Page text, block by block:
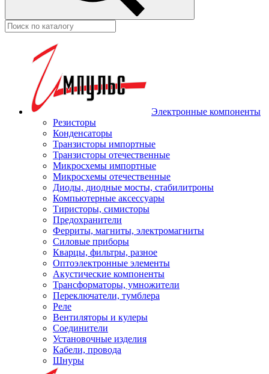
Электронные компоненты
Резисторы
Конденсаторы
Транзисторы импортные
Транзисторы отечественные
Микросхемы импортные
Микросхемы отечественные
Диоды, диодные мосты, стабилитроны
Компьютерные аксессуары
Тиристоры, симисторы
Предохранители
Ферриты, магниты, электромагниты
Силовые приборы
Кварцы, фильтры, разное
Оптоэлектронные элементы
Акустические компоненты
Трансформаторы, умножители
Переключатели, тумблера
Реле
Вентиляторы и кулеры
Соединители
Установочные изделия
Кабели, провода
Шнуры